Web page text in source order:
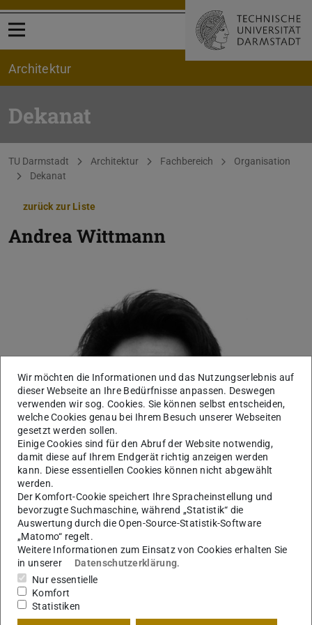
Menü öffnen
Architektur
Dekanat
Sie befinden sich hier:
TU Darmstadt Architektur Fachbereich
Organisation
Dekanat
zurück zur Liste
Andrea Wittmann
Controlling FB, Inventarisierung, Arbeitsverträge
Studierende, Gremienmanagment (E.F.A, QSL),
Administration Sichten
Wir möchten die Informationen und das Nutzungserlebnis auf
dieser Webseite an Ihre Bedürfnisse anpassen. Deswegen
verwenden wir sog. Cookies. Sie können selbst entscheiden,
welche Cookies genau bei Ihrem Besuch unserer Webseiten
gesetzt werden sollen.
Einige Cookies sind für den Abruf der Website notwendig,
damit diese auf Ihrem Endgerät richtig anzeigen werden
kann. Diese essentiellen Cookies können nicht abgewählt
werden.
Der Komfort-Cookie speichert Ihre Spracheinstellung und
bevorzugte Suchmaschine, während „Statistik“ die
Auswertung durch die Open-Source-Statistik-Software
„Matomo“ regelt.
Weitere Informationen zum Einsatz von Cookies erhalten Sie
in unserer
Datenschutzerklärung.
Nur essentielle
Komfort
Statistiken